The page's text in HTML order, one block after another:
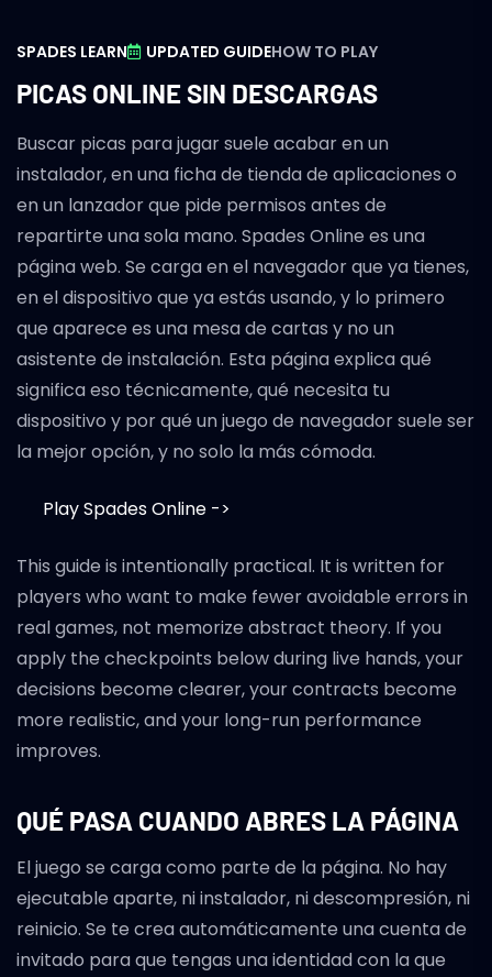
SPADES LEARN UPDATED GUIDEHOW TO PLAY
PICAS ONLINE SIN DESCARGAS
Buscar picas para jugar suele acabar en un
instalador, en una ficha de tienda de aplicaciones o
en un lanzador que pide permisos antes de
repartirte una sola mano. Spades Online es una
página web. Se carga en el navegador que ya tienes,
en el dispositivo que ya estás usando, y lo primero
que aparece es una mesa de cartas y no un
asistente de instalación. Esta página explica qué
significa eso técnicamente, qué necesita tu
dispositivo y por qué un juego de navegador suele ser
la mejor opción, y no solo la más cómoda.
Play Spades Online ->
This guide is intentionally practical. It is written for
players who want to make fewer avoidable errors in
real games, not memorize abstract theory. If you
apply the checkpoints below during live hands, your
decisions become clearer, your contracts become
more realistic, and your long-run performance
improves.
QUÉ PASA CUANDO ABRES LA PÁGINA
El juego se carga como parte de la página. No hay
ejecutable aparte, ni instalador, ni descompresión, ni
reinicio. Se te crea automáticamente una cuenta de
invitado para que tengas una identidad con la que